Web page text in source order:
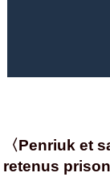
〈Penriuk et
retenus